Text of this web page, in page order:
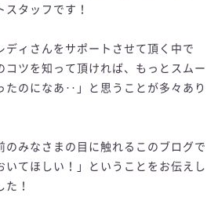
スタッフです！
ディさんをサポートさせて頂く中で
コツを知って頂ければ、もっとスムー
たのになあ‥」と思うことが多々あり
のみなさまの目に触れるこのブログで
いてほしい！」ということをお伝えし
た！